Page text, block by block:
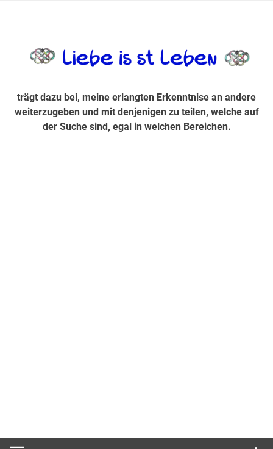
Suche sind, egal in welchen Bereichen.
trägt dazu bei, meine erlangten Erkenntnise an andere
weiterzugeben und mit denjenigen zu teilen, welche auf
der Suche sind, egal in welchen Bereichen.